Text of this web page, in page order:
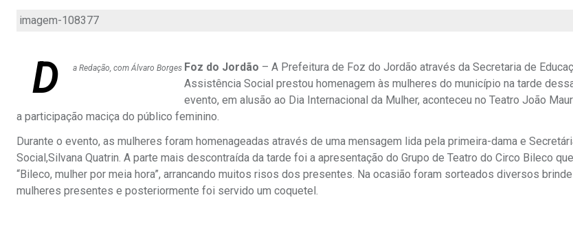
imagem-108377
D a Redação, com Álvaro Borges Foz do Jordão – A Prefeitura de Foz do Jordão através da Secretaria de
Assistência Social prestou homenagem às mulheres do município na tarde
evento, em alusão ao Dia Internacional da Mulher, aconteceu no Teatro João
a participação maciça do público feminino.
Durante o evento, as mulheres foram homenageadas através de uma mensagem lida pela primeira-dama e
Social,Silvana Quatrin. A parte mais descontraída da tarde foi a apresentação do Grupo de Teatro do Circo Bileco
“Bileco, mulher por meia hora”, arrancando muitos risos dos presentes. Na ocasião foram sorteados diversos
mulheres presentes e posteriormente foi servido um coquetel.